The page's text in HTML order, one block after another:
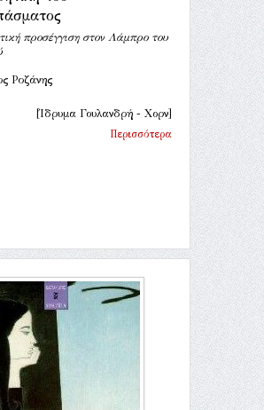
προσέγγιση στον Λάμπρο του
Ροζάνης
[Ίδρυμα Γουλανδρή - Χορν]
Περισσότερα